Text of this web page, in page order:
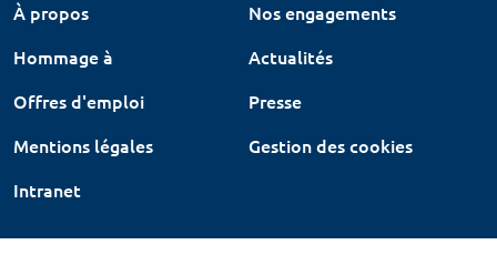
À propos
Nos engagements
Hommage à
Actualités
Offres d'emploi
Presse
Mentions légales
Gestion des cookies
Intranet